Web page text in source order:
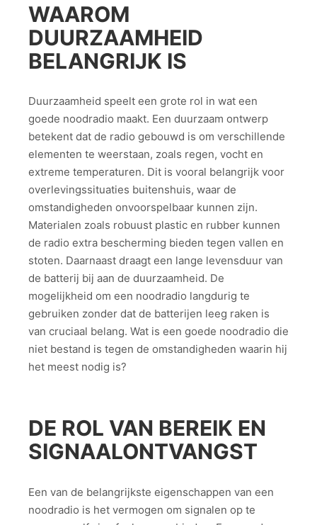
WAAROM
DUURZAAMHEID
BELANGRIJK IS
Duurzaamheid speelt een grote rol in wat een
goede noodradio maakt. Een duurzaam ontwerp
betekent dat de radio gebouwd is om verschillende
elementen te weerstaan, zoals regen, vocht en
extreme temperaturen. Dit is vooral belangrijk voor
overlevingssituaties buitenshuis, waar de
omstandigheden onvoorspelbaar kunnen zijn.
Materialen zoals robuust plastic en rubber kunnen
de radio extra bescherming bieden tegen vallen en
stoten. Daarnaast draagt een lange levensduur van
de batterij bij aan de duurzaamheid. De
mogelijkheid om een noodradio langdurig te
gebruiken zonder dat de batterijen leeg raken is
van cruciaal belang. Wat is een goede noodradio die
niet bestand is tegen de omstandigheden waarin hij
het meest nodig is?
DE ROL VAN BEREIK EN
SIGNAALONTVANGST
Een van de belangrijkste eigenschappen van een
noodradio is het vermogen om signalen op te